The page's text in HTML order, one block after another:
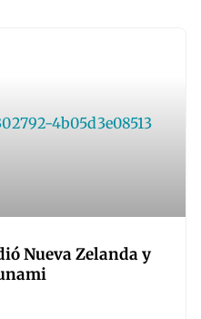
Nueva Zelanda y